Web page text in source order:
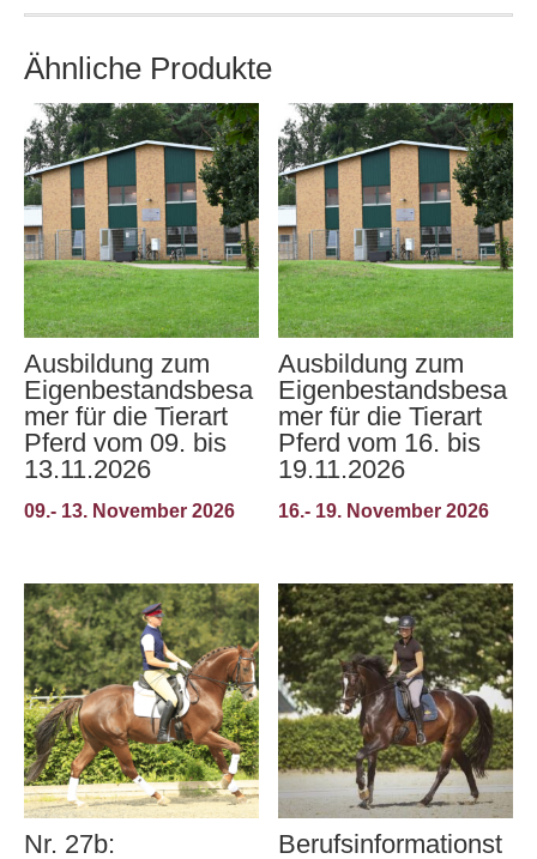
Ähnliche Produkte
Ausbildung zum
Eigenbestandsbesa
mer für die Tierart
Pferd vom 09. bis
13.11.2026
09.- 13. November 2026
Ausbildung zum
Eigenbestandsbesa
mer für die Tierart
Pferd vom 16. bis
19.11.2026
16.- 19. November 2026
Nr. 27b:
Berufsinformationst